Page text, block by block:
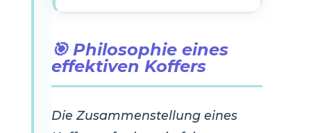
🎯 Philosophie eines
effektiven Koffers
Die Zusammenstellung eines